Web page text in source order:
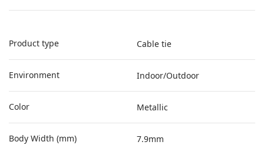
Product type Cable tie
Environment Indoor/Outdoor
Color Metallic
Body Width (mm) 7.9mm